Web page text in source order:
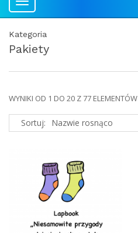
Toggle
navigation
Kategoria
Pakiety
WYNIKI OD 1 DO 20 Z 77 ELEMENTÓW
Sortuj: